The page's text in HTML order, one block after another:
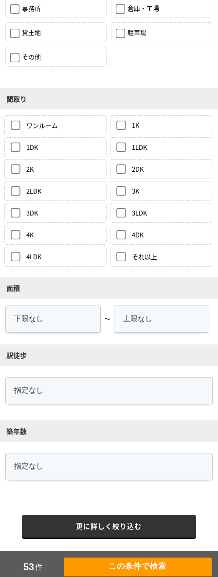
事務所 倉庫・工場
貸土地 駐車場
その他
間取り
ワンルーム 1K
1DK 1LDK
2K 2DK
2LDK 3K
3DK 3LDK
4K 4DK
4LDK それ以上
面積
～
駅徒歩
築年数
更に詳しく絞り込む
53件